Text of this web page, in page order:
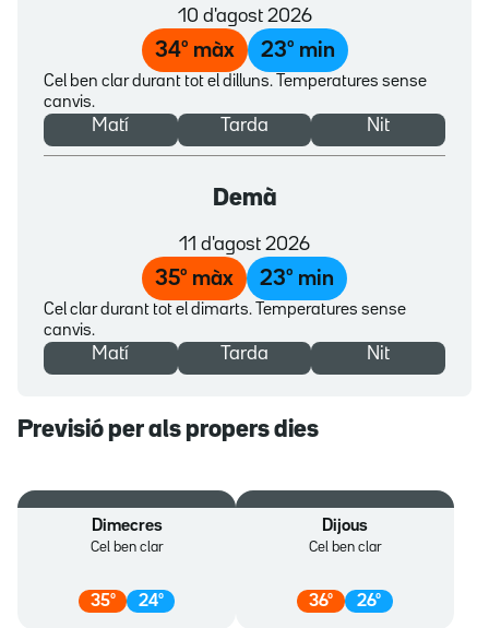
10 d'agost 2026
34º màx 23º min
Cel ben clar durant tot el dilluns. Temperatures sense
canvis.
Matí Tarda Nit
Demà
11 d'agost 2026
35º màx 23º min
Cel clar durant tot el dimarts. Temperatures sense
canvis.
Matí Tarda Nit
Previsió per als propers dies
Dimecres
Cel ben clar
35º 24º
Dijous
Cel ben clar
36º 26º